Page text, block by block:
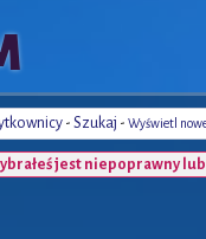
- Szukaj - Wyświetl
jest niepoprawny